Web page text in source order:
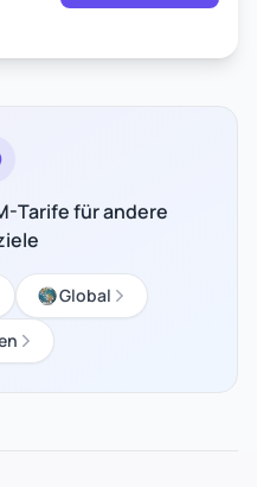
Tarife für andere
Global